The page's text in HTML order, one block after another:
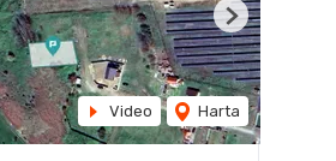
Video Harta
Next